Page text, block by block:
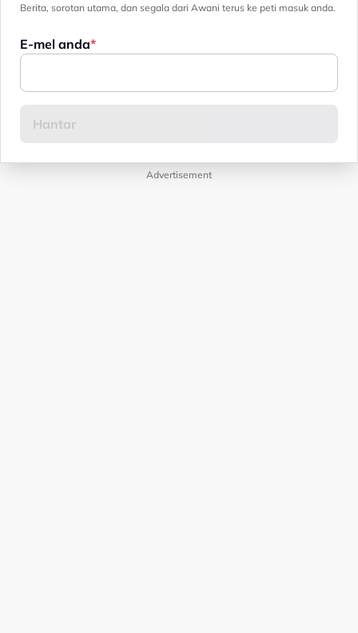
Berita, sorotan utama, dan segala dari Awani terus ke peti masuk anda.
E-mel anda
Advertisement